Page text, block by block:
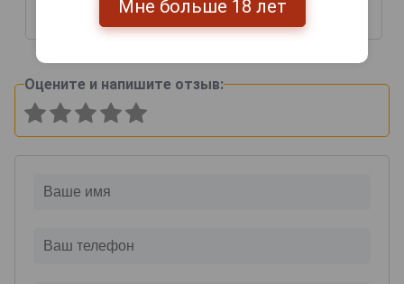
25 550 руб.
32 832 руб.
Оцените и напишите отзыв:
Мне больше 18 лет